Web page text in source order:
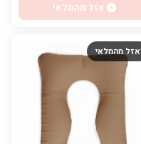
אזל מהמלאי
אזל מהמלאי